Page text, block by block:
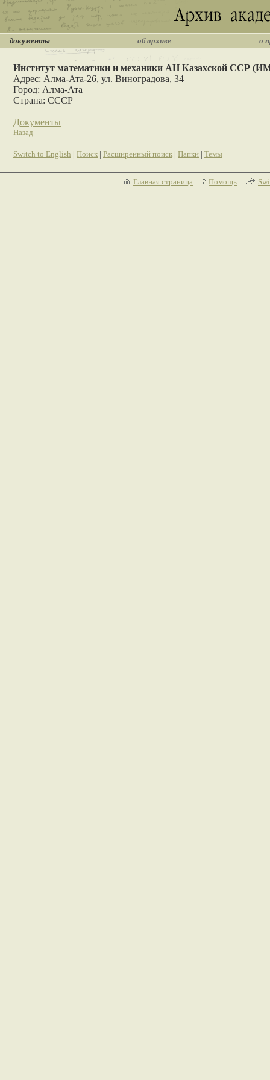
документы об архиве о
Институт математики и механики АН Казахской ССР
Адрес: Алма-Ата-26, ул. Виноградова, 34
Город: Алма-Ата
Страна: СССР
Документы
Назад
Switch to English | Поиск | Расширенный поиск | Папки | Темы
Главная страница Помощь